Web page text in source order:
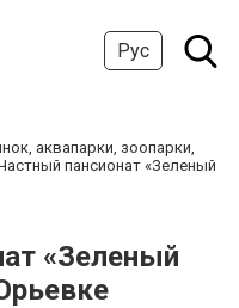
Рус
аквапарки, зоопарки,
пансионат «Зеленый
«Зеленый